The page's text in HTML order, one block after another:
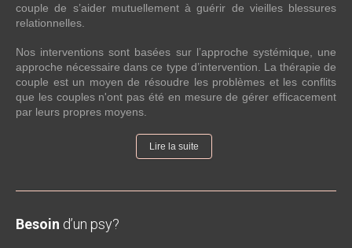
couple de s’aider mutuellement à guérir de vieilles blessures
relationnelles.
Nos interventions sont basées sur l’approche systémique, une
approche nécessaire dans ce type d’intervention. La thérapie de
couple est un moyen de résoudre les problèmes et les conflits
que les couples n'ont pas été en mesure de gérer efficacement
par leurs propres moyens.
Lire la suite
Besoin d’un psy?